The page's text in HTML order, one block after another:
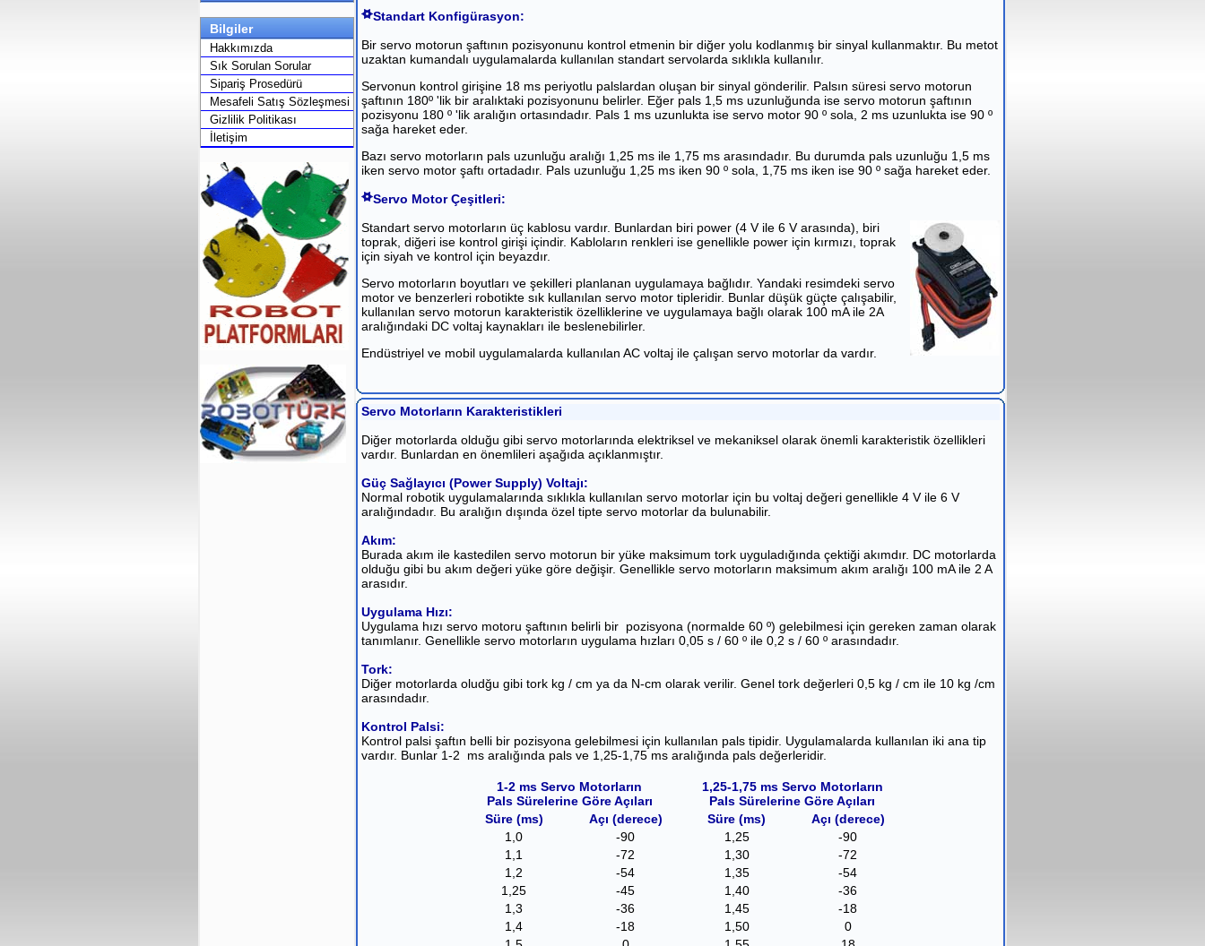
Bilgiler
Hakkımızda
Sık Sorulan Sorular
Sipariş Prosedürü
Mesafeli Satış Sözleşmesi
Gizlilik Politikası
İletişim
Standart Konfigürasyon:
Bir servo motorun şaftının pozisyonunu kontrol etmenin bir diğer yolu kodlanmış bir sinyal kullanmaktır. Bu metot
uzaktan kumandalı uygulamalarda kullanılan standart servolarda sıklıkla kullanılır.
Servonun kontrol girişine 18 ms periyotlu palslardan oluşan bir sinyal gönderilir. Palsın süresi servo motorun
şaftının 180º 'lik bir aralıktaki pozisyonunu belirler. Eğer pals 1,5 ms uzunluğunda ise servo motorun şaftının
pozisyonu 180 º 'lik aralığın ortasındadır. Pals 1 ms uzunlukta ise servo motor 90 º sola, 2 ms uzunlukta ise 90 º
sağa hareket eder.
Bazı servo motorların pals uzunluğu aralığı 1,25 ms ile 1,75 ms arasındadır. Bu durumda pals uzunluğu 1,5 ms
iken servo motor şaftı ortadadır. Pals uzunluğu 1,25 ms iken 90 º sola, 1,75 ms iken ise 90 º sağa hareket eder.
Servo Motor Çeşitleri:
Standart servo motorların üç kablosu vardır. Bunlardan biri power (4 V ile 6 V arasında), biri
toprak, diğeri ise kontrol girişi içindir. Kabloların renkleri ise genellikle power için kırmızı, toprak
için siyah ve kontrol için beyazdır.
Servo motorların boyutları ve şekilleri planlanan uygulamaya bağlıdır. Yandaki resimdeki servo
motor ve benzerleri robotikte sık kullanılan servo motor tipleridir. Bunlar düşük güçte çalışabilir,
kullanılan servo motorun karakteristik özelliklerine ve uygulamaya bağlı olarak 100 mA ile 2A
aralığındaki DC voltaj kaynakları ile beslenebilirler.
Endüstriyel ve mobil uygulamalarda kullanılan AC voltaj ile çalışan servo motorlar da vardır.
Servo Motorların Karakteristikleri
Diğer motorlarda olduğu gibi servo motorlarında elektriksel ve mekaniksel olarak önemli karakteristik özellikleri
vardır. Bunlardan en önemlileri aşağıda açıklanmıştır.
Güç Sağlayıcı (Power Supply) Voltajı:
Normal robotik uygulamalarında sıklıkla kullanılan servo motorlar için bu voltaj değeri genellikle 4 V ile 6 V
aralığındadır. Bu aralığın dışında özel tipte servo motorlar da bulunabilir.
Akım:
Burada akım ile kastedilen servo motorun bir yüke maksimum tork uyguladığında çektiği akımdır. DC motorlarda
olduğu gibi bu akım değeri yüke göre değişir. Genellikle servo motorların maksimum akım aralığı 100 mA ile 2 A
arasıdır.
Uygulama Hızı:
Uygulama hızı servo motoru şaftının belirli bir pozisyona (normalde 60 º) gelebilmesi için gereken zaman olarak
tanımlanır. Genellikle servo motorların uygulama hızları 0,05 s / 60 º ile 0,2 s / 60 º arasındadır.
Tork:
Diğer motorlarda oludğu gibi tork kg / cm ya da N-cm olarak verilir. Genel tork değerleri 0,5 kg / cm ile 10 kg /cm
arasındadır.
Kontrol Palsi:
Kontrol palsi şaftın belli bir pozisyona gelebilmesi için kullanılan pals tipidir. Uygulamalarda kullanılan iki ana tip
vardır. Bunlar 1-2 ms aralığında pals ve 1,25-1,75 ms aralığında pals değerleridir.
1-2 ms Servo Motorların
Pals Sürelerine Göre Açıları
1,25-1,75 ms Servo Motorların
Pals Sürelerine Göre Açıları
Süre (ms)
Açı (derece) Süre (ms)
Açı (derece)
1,0
-90 1,25
-90
1,1
-72 1,30
-72
1,2
-54 1,35
-54
1,25
-45 1,40
-36
1,3
-36 1,45
-18
1,4
-18 1,50
0